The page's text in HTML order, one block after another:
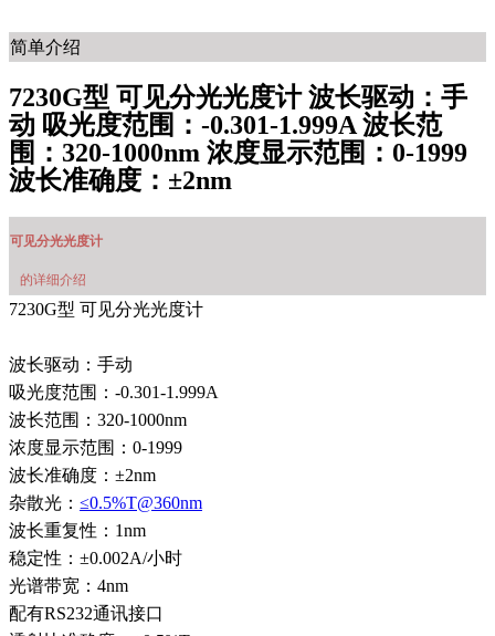
简单介绍
7230G型 可见分光光度计 波长驱动：手
动 吸光度范围：-0.301-1.999A 波长范
围：320-1000nm 浓度显示范围：0-1999
波长准确度：±2nm
可见分光光度计
的详细介绍
7230G型 可见分光光度计
波长驱动：手动
吸光度范围：-0.301-1.999A
波长范围：320-1000nm
浓度显示范围：0-1999
波长准确度：±2nm
杂散光： ≤0.5%T@360nm
波长重复性：1nm
稳定性：±0.002A/小时
光谱带宽：4nm
配有RS232通讯接口